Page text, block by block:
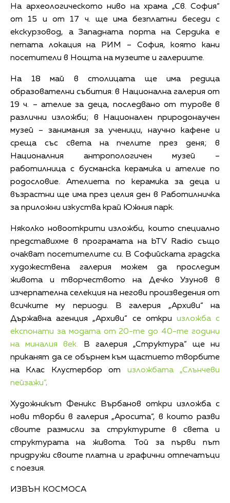
На археологическото ниво на храма „Св. София“
от 15 и от 17 ч. ще има безплатни беседи с
екскурзовод, а Западната порта на Сердика е
петата локация на РИМ – София, която кани
посетители в Нощта на музеите и галериите.
На 18 май в столицата ще има редица
образователни събития: в Национална галерия от
19 ч. – ателие за деца, последвано от турове в
различни изложби; в Национален природонаучен
музей – занимания за ученици, научно кафене и
среща със света на пчелите през деня; в
Националния антропологичен музей –
работилница с бусманска керамика и ателие по
родословие. Ателиета по керамика за деца и
възрастни ще има през целия ден в Работилничка
за приложни изкуства край Южния парк.
Няколко новооткрити изложби, които специално
представихме в програмата на bTV Radio също
очакват посетителите си. В Софийската градска
художествена галерия можем да проследим
живота и творчеството на Дечко Узунов в
изчерпателна селекция на негови произведения от
всичките му периоди. В галерия „Архиви“ на
Държавна агенция „Архиви“ се откри изложба с
експонати за модата от 20-те до 40-те години
на миналия век. В галерия „Структура“ ще ни
приканят да се обърнем към щастието творбите
на Клас Клустербор от изложбата „Слънчеви
пейзажи“.
Художникът Феникс Върбанов откри изложба с
нови творби в галерия „Аросита“, в които разви
своите размисли за структурите в света и
структурата на живота. Той за първи път
придружи своите платна и графични отпечатъци
с поезия.
ИЗВЪН КОСМОСА